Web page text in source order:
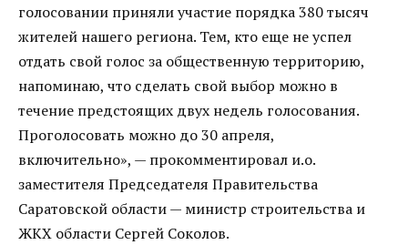
голосовании приняли участие порядка 380 тысяч
жителей нашего региона. Тем, кто еще не успел
отдать свой голос за общественную территорию,
напоминаю, что сделать свой выбор можно в
течение предстоящих двух недель голосования.
Проголосовать можно до 30 апреля,
включительно», — прокомментировал и.о.
заместителя Председателя Правительства
Саратовской области — министр строительства и
ЖКХ области Сергей Соколов.